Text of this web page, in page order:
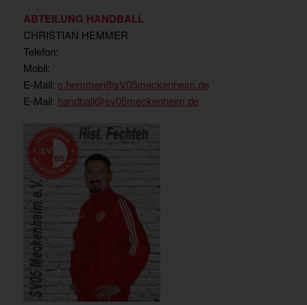
ABTEILUNG HANDBALL
CHRISTIAN HEMMER
Telefon:
Mobil:
E-Mail: c.hemmer@sV05meckenheim.de
E-Mail: handball@sv05meckenheim.de